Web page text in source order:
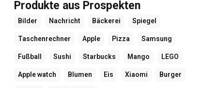
Produkte aus Prospekten
Bilder Nachricht Bäckerei Spiegel
Taschenrechner Apple Pizza Samsung
Fußball Sushi Starbucks Mango LEGO
Apple watch Blumen Eis Xiaomi Burger